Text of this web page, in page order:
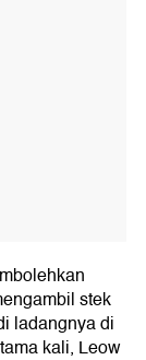
stek
ladangnya di
kali, Leow